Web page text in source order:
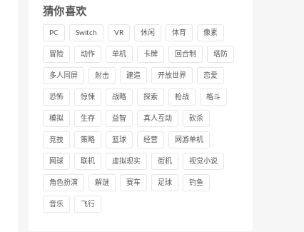
猜你喜欢
PC Switch VR 休闲 体育 像素
冒险 动作 单机 卡牌 回合制 塔防
多人同屏 射击 建造 开放世界 恋爱
恐怖 惊悚 战略 探索 枪战 格斗
模拟 生存 益智 真人互动 砍杀
竞技 策略 篮球 经营 网游单机
网球 联机 虚拟现实 街机 视觉小说
角色扮演 解谜 赛车 足球 钓鱼
音乐 飞行